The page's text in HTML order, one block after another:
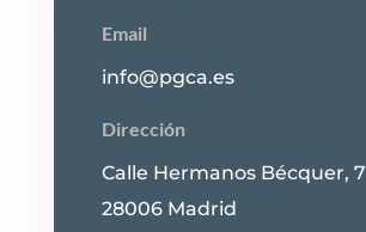
Email
info@pgca.es
Dirección
Calle Hermanos Bécquer, 7
28006 Madrid